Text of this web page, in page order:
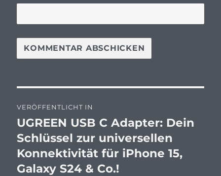
VERÖFFENTLICHT IN
UGREEN USB C Adapter: Dein
Schlüssel zur universellen
Konnektivität für iPhone 15,
Galaxy S24 & Co.!